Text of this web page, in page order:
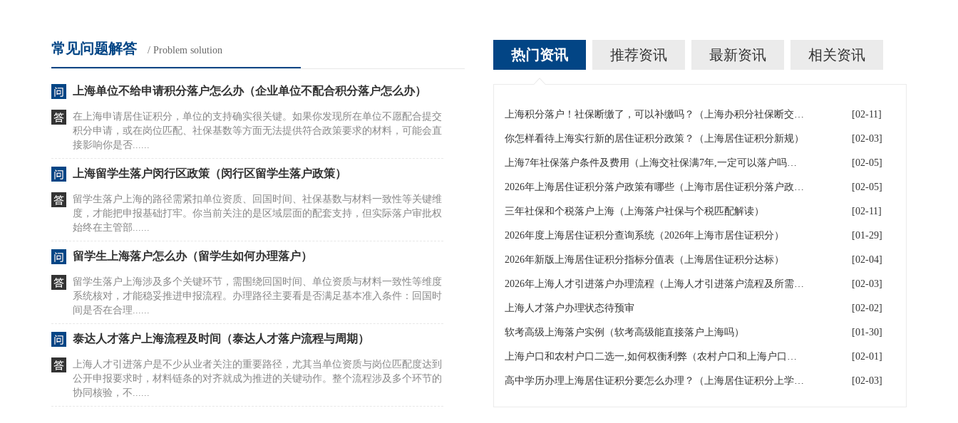
常见问题解答 / Problem solution
上海单位不给申请积分落户怎么办（企业单位不配合积分落户怎么办）
在上海申请居住证积分，单位的支持确实很关键。如果你发现所在单位不愿配合提交
积分申请，或在岗位匹配、社保基数等方面无法提供符合政策要求的材料，可能会直
接影响你是否......
上海留学生落户闵行区政策（闵行区留学生落户政策）
留学生落户上海的路径需紧扣单位资质、回国时间、社保基数与材料一致性等关键维
度，才能把申报基础打牢。你当前关注的是区域层面的配套支持，但实际落户审批权
始终在主管部......
留学生上海落户怎么办（留学生如何办理落户）
留学生落户上海涉及多个关键环节，需围绕回国时间、单位资质与材料一致性等维度
系统核对，才能稳妥推进申报流程。办理路径主要看是否满足基本准入条件：回国时
间是否在合理......
泰达人才落户上海流程及时间（泰达人才落户流程与周期）
上海人才引进落户是不少从业者关注的重要路径，尤其当单位资质与岗位匹配度达到
公开申报要求时，材料链条的对齐就成为推进的关键动作。整个流程涉及多个环节的
协同核验，不......
热门资讯 推荐资讯 最新资讯 相关资讯
上海积分落户！社保断缴了，可以补缴吗？（上海办积分社保断交需要重新计算吗） [02-11]
你怎样看待上海实行新的居住证积分政策？（上海居住证积分新规） [02-03]
上海7年社保落户条件及费用（上海交社保满7年,一定可以落户吗？） [02-05]
2026年上海居住证积分落户政策有哪些（上海市居住证积分落户政策2026年） [02-05]
三年社保和个税落户上海（上海落户社保与个税匹配解读） [02-11]
2026年度上海居住证积分查询系统（2026年上海市居住证积分） [01-29]
2026年新版上海居住证积分指标分值表（上海居住证积分达标） [02-04]
2026年上海人才引进落户办理流程（上海人才引进落户流程及所需时间） [02-03]
上海人才落户办理状态待预审 [02-02]
软考高级上海落户实例（软考高级能直接落户上海吗） [01-30]
上海户口和农村户口二选一,如何权衡利弊（农村户口和上海户口哪个值钱） [02-01]
高中学历办理上海居住证积分要怎么办理？（上海居住证积分上学,参加高考） [02-03]